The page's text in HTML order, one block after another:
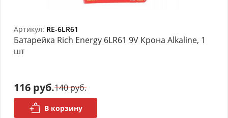
Артикул: RE-6LR61
Батарейка Rich Energy 6LR61 9V Крона Alkaline, 1
шт
116 руб.140 руб.
В корзину